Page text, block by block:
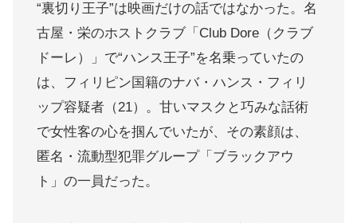
“裏切り王子”は映画だけの話ではなかった。名
古屋・栄のホストクラブ「Club Dore（クラブ
ドーレ）」で“ハンス王子”を名乗っていたの
は、フィリピン国籍のナバ・ハンス・フィリ
ップ容疑者（21）。甘いマスクと巧みな話術
で女性客の心を掴んでいたが、その素顔は、
匿名・流動型犯罪グループ「ブラックアウ
ト」の一員だった。